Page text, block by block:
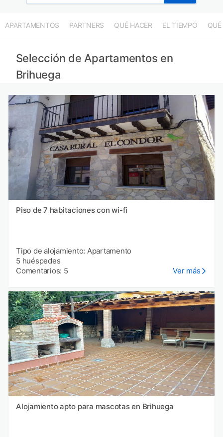
APARTAMENTOS PARTNERS QUÉ HACER EL TIEMPO QUÉ
Selección de Apartamentos en
Brihuega
Piso de 7 habitaciones con wi-fi
Tipo de alojamiento: Apartamento
5 huéspedes
Comentarios: 5
Ver más
Alojamiento apto para mascotas en Brihuega